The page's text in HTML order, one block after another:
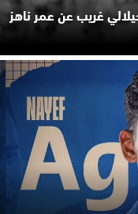
غريب عن عمر ناهز